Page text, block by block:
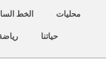
محليات الخط
حياتنا